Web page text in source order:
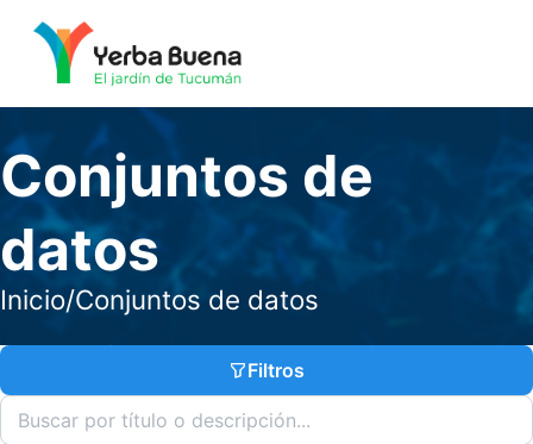
Conjuntos de
datos
Inicio/Conjuntos de datos
Filtros